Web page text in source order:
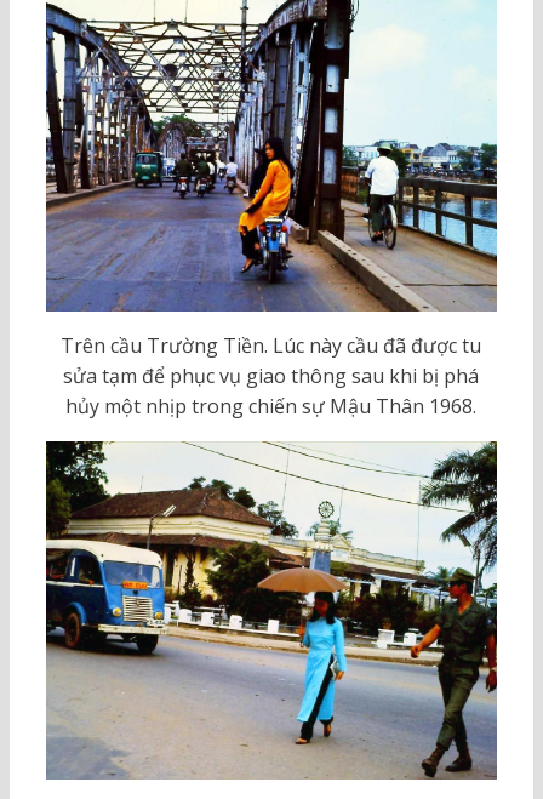
Trên cầu Trường Tiền. Lúc này cầu đã được tu
sửa tạm để phục vụ giao thông sau khi bị phá
hủy một nhịp trong chiến sự Mậu Thân 1968.